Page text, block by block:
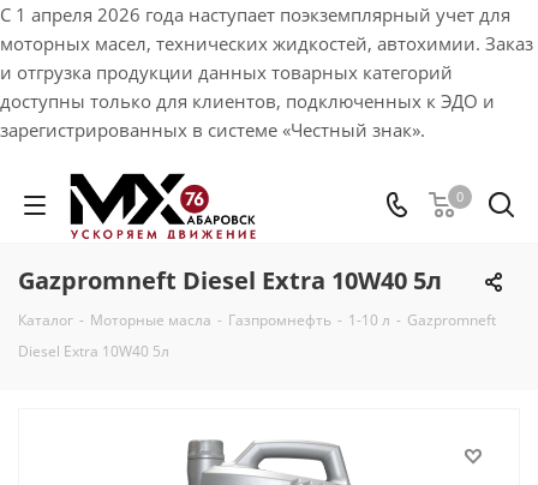
С 1 апреля 2026 года наступает поэкземплярный учет для
моторных масел, технических жидкостей, автохимии. Заказ
и отгрузка продукции данных товарных категорий
доступны только для клиентов, подключенных к ЭДО и
зарегистрированных в системе «Честный знак».
0
Gazpromneft Diesel Extra 10W40 5л
Каталог - Моторные масла - Газпромнефть - 1-10 л - Gazpromneft
Diesel Extra 10W40 5л